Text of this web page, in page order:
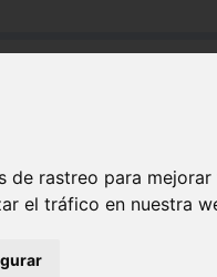
de rastreo para
el tráfico en nuestra